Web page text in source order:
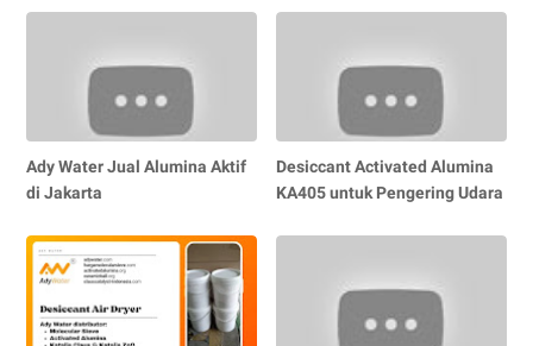
Ady Water Jual Alumina Aktif
di Jakarta
Desiccant Activated Alumina
KA405 untuk Pengering Udara